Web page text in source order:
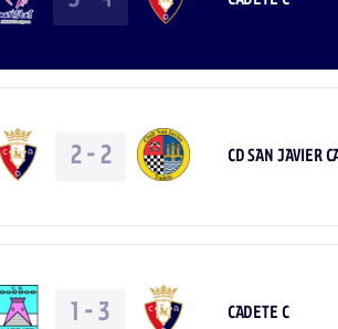
2- 2 CD SAN JAVIER
1 -3 CADETE C